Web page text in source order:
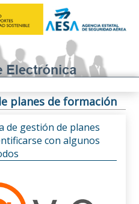
planes de formación
de gestión de planes
con algunos